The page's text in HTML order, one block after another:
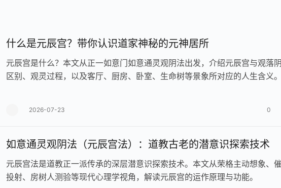
什么是元辰宫？带你认识道家神秘的元神居所
元辰宫是什么？本文从正一如意门如意通灵观阴法出发，介绍元辰宫与观落
区别、观灵过程，以及客厅、厨房、卧室、生命树等景象所对应的人生含义。
2026-07-23 0
如意通灵观阴法（元辰宫法）：道教古老的潜意识探索技术
元辰宫法是道教正一派传承的深层潜意识探索技术。本文从荣格主动想象、
投射、房树人测验等现代心理学视角，解读元辰宫的运作原理与功能。